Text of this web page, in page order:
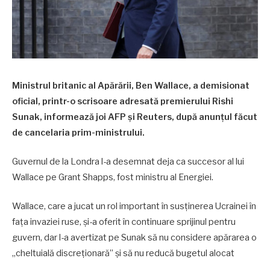
Ministrul britanic al Apărării, Ben Wallace, a demisionat
oficial, printr-o scrisoare adresată premierului Rishi
Sunak, informează joi AFP şi Reuters, după anunţul făcut
de cancelaria prim-ministrului.
Guvernul de la Londra l-a desemnat deja ca succesor al lui
Wallace pe Grant Shapps, fost ministru al Energiei.
Wallace, care a jucat un rol important în susţinerea Ucrainei în
faţa invaziei ruse, şi-a oferit în continuare sprijinul pentru
guvern, dar l-a avertizat pe Sunak să nu considere apărarea o
„cheltuială discreţionară” şi să nu reducă bugetul alocat